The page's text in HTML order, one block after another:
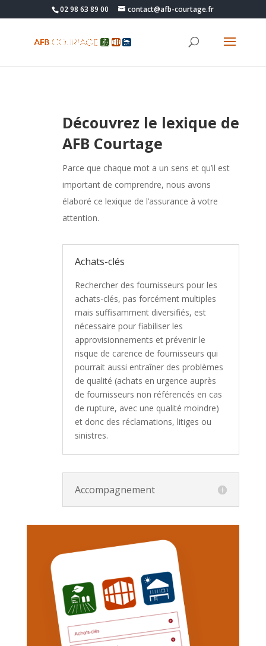
02 98 63 89 00 contact@afb-courtage.fr
Découvrez le lexique de
AFB Courtage
Parce que chaque mot a un sens et qu’il est
important de comprendre, nous avons
élaboré ce lexique de l’assurance à votre
attention.
Achats-clés
Rechercher des fournisseurs pour les
achats-clés, pas forcément multiples
mais suffisamment diversifiés, est
nécessaire pour fiabiliser les
approvisionnements et prévenir le
risque de carence de fournisseurs qui
pourrait aussi entraîner des problèmes
de qualité (achats en urgence auprès
de fournisseurs non référencés en cas
de rupture, avec une qualité moindre)
et donc des réclamations, litiges ou
sinistres.
Accompagnement